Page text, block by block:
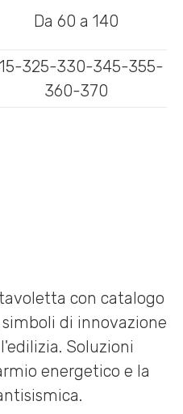
Da 60 a 140
325-330-345-355-
360-370